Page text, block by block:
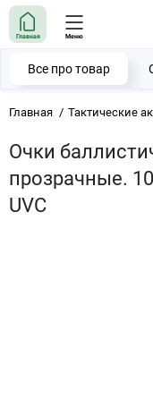
Главная Меню
Главная Тактические
Очки
прозрачные.
UVC
Все про товар